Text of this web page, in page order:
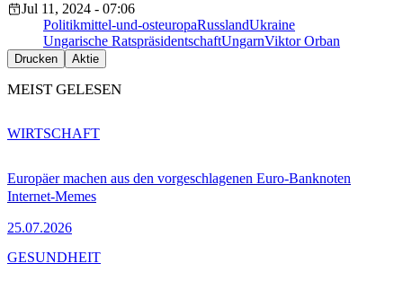
Jul 11, 2024 - 07:06
Politikmittel-und-osteuropaRusslandUkraine
Ungarische RatspräsidentschaftUngarnViktor Orban
Drucken Aktie
MEIST GELESEN
Europäer machen aus den vorgeschlagenen Euro-Banknoten
Internet-Memes
25.07.2026
WIRTSCHAFT
GESUNDHEIT